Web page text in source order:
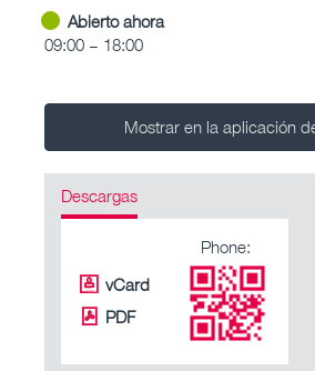
Abierto ahora
09:00 – 18:00
Mostrar en la aplicación
Descargas
vCard
PDF
Phone: